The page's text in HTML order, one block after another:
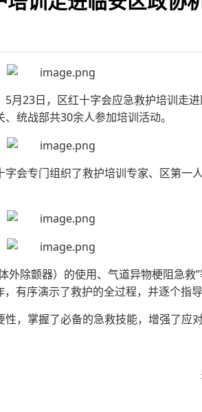
月23日，区红十字会应急救护培训走
统战部共30余人参加培训活动。
会专门组织了救护培训专家、区第一
除颤器）的使用、气道异物梗阻急
有序演示了救护的全过程，并逐个指
，掌握了必备的急救技能，增强了应